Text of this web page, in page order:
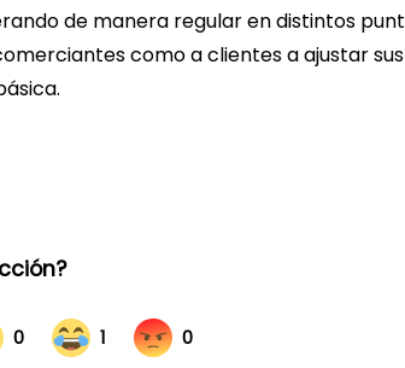
de manera regular en distintos
como a clientes a ajustar sus